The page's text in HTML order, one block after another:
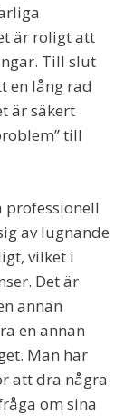
är roligt att
Till slut
en lång rad
är säkert
till
professionell
av lugnande
vilket i
Det är
annan
en annan
Man har
att dra några
om sina